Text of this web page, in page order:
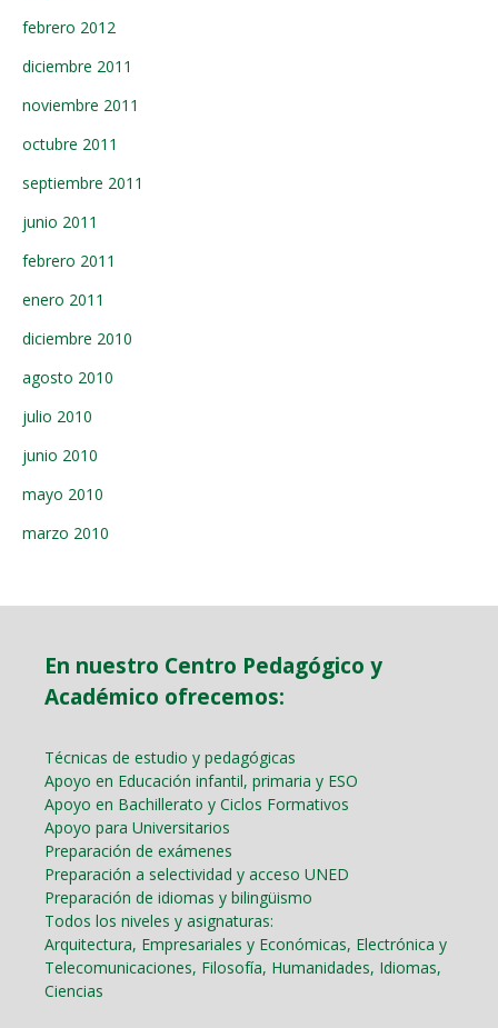
febrero 2012
diciembre 2011
noviembre 2011
octubre 2011
septiembre 2011
junio 2011
febrero 2011
enero 2011
diciembre 2010
agosto 2010
julio 2010
junio 2010
mayo 2010
marzo 2010
En nuestro Centro Pedagógico y
Académico ofrecemos:
Técnicas de estudio y pedagógicas
Apoyo en Educación infantil, primaria y ESO
Apoyo en Bachillerato y Ciclos Formativos
Apoyo para Universitarios
Preparación de exámenes
Preparación a selectividad y acceso UNED
Preparación de idiomas y bilingüismo
Todos los niveles y asignaturas:
Arquitectura, Empresariales y Económicas, Electrónica y
Telecomunicaciones, Filosofía, Humanidades, Idiomas,
Ciencias